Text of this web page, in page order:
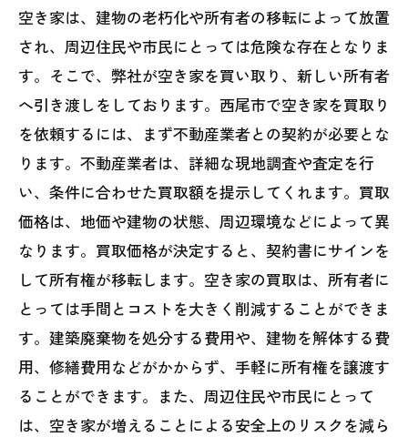
空き家は、建物の老朽化や所有者の移転によって放置
され、周辺住民や市民にとっては危険な存在となりま
す。そこで、弊社が空き家を買い取り、新しい所有者
へ引き渡しをしております。西尾市で空き家を買取り
を依頼するには、まず不動産業者との契約が必要とな
ります。不動産業者は、詳細な現地調査や査定を行
い、条件に合わせた買取額を提示してくれます。買取
価格は、地価や建物の状態、周辺環境などによって異
なります。買取価格が決定すると、契約書にサインを
して所有権が移転します。空き家の買取は、所有者に
とっては手間とコストを大きく削減することができま
す。建築廃棄物を処分する費用や、建物を解体する費
用、修繕費用などがかからず、手軽に所有権を譲渡す
ることができます。また、周辺住民や市民にとって
は、空き家が増えることによる安全上のリスクを減ら